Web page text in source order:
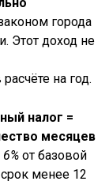
города
Этот доход не
на год.
налог =
месяцев
6% от базовой
менее 12